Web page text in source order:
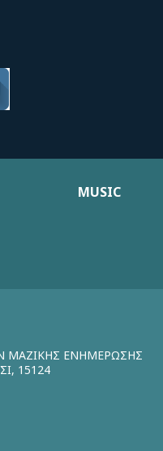
MUSIC
ΜΑΖΙΚΗΣ ΕΝΗΜΕΡΩΣΗΣ
15124